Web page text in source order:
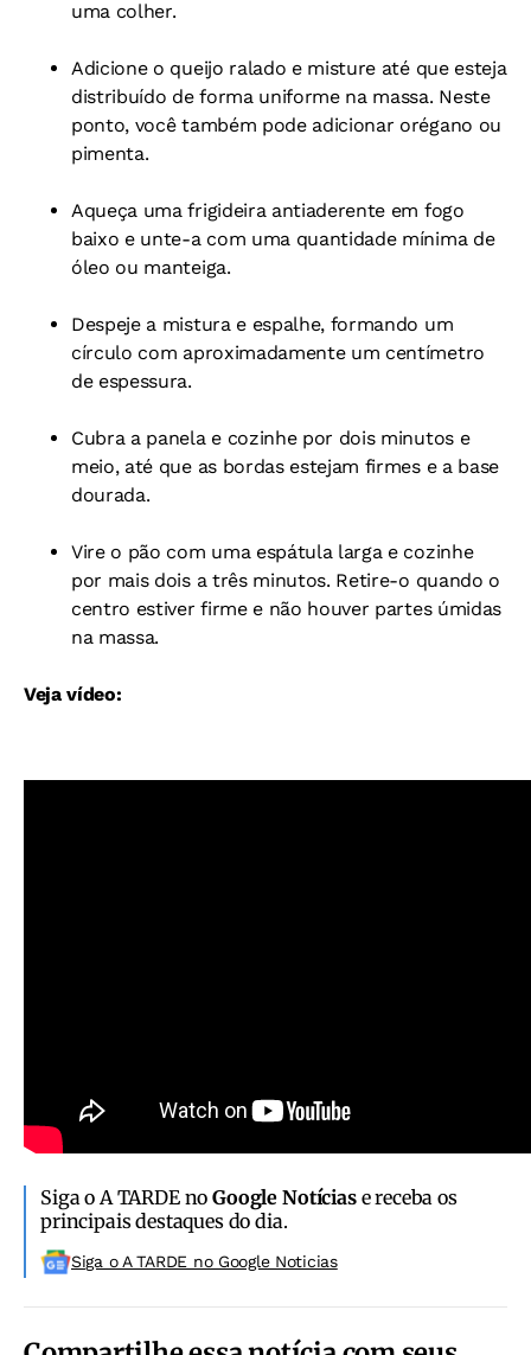
uma colher.
Adicione o queijo ralado e misture até que esteja
distribuído de forma uniforme na massa. Neste
ponto, você também pode adicionar orégano ou
pimenta.
Aqueça uma frigideira antiaderente em fogo
baixo e unte-a com uma quantidade mínima de
óleo ou manteiga.
Despeje a mistura e espalhe, formando um
círculo com aproximadamente um centímetro
de espessura.
Cubra a panela e cozinhe por dois minutos e
meio, até que as bordas estejam firmes e a base
dourada.
Vire o pão com uma espátula larga e cozinhe
por mais dois a três minutos. Retire-o quando o
centro estiver firme e não houver partes úmidas
na massa.
Veja vídeo:
Siga o A TARDE noGoogle Notíciase receba os
principais destaques do dia.
Siga o A TARDE no Google Noticias